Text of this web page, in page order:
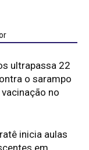
ultrapassa 22
o sarampo
no
inicia aulas
em